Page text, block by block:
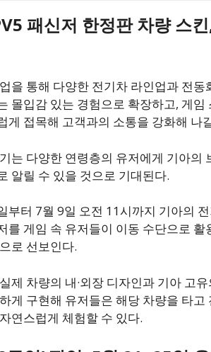
패신저 한정판 차량 스
을 통해 다양한 전기차 라인업과 전동
몰입감 있는 경험으로 확장하고, 게임
게 접목해 고객과의 소통을 강화해 나
는 다양한 연령층의 유저에게 기아의
알릴 수 있을 것으로 기대된다.
부터 7월 9일 오전 11시까지 기아의
를 게임 속 유저들이 이동 수단으로
로 선보인다.
제 차량의 내·외장 디자인과 기아 고
게 구현해 유저들은 해당 차량을 타고
연스럽게 체험할 수 있다.